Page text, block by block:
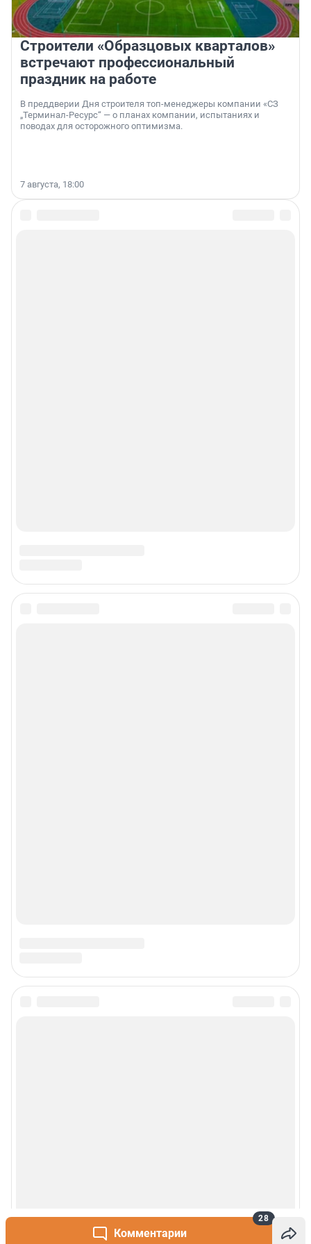
Комментарии
28
Строители «Образцовых кварталов»
встречают профессиональный
праздник на работе
В преддверии Дня строителя топ-менеджеры компании «СЗ
„Терминал-Ресурс“ — о планах компании, испытаниях и
поводах для осторожного оптимизма.
7 августа, 18:00